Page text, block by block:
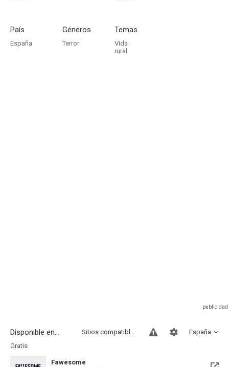
País
España
Géneros
Terror
Temas
Vida
rural
Disponible en... España
Sitios compatibles
Gratis
Fawesome